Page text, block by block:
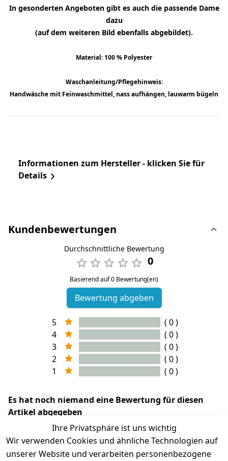
In gesonderten Angeboten gibt es auch die passende Dame
dazu
(auf dem weiteren Bild ebenfalls abgebildet).
Material: 100 % Polyester
Waschanleitung/Pflegehinweis:
Handwäsche mit Feinwaschmittel, nass aufhängen, lauwarm bügeln
Informationen zum Hersteller - klicken Sie für
Details
Kundenbewertungen
Durchschnittliche Bewertung
0
Basierend auf 0 Bewertung(en)
Bewertung abgeben
5
( 0 )
4
( 0 )
3
( 0 )
2
( 0 )
1
( 0 )
Es hat noch niemand eine Bewertung für diesen
Artikel abgegeben
Ihre Privatsphäre ist uns wichtig
Wir verwenden Cookies und ähnliche Technologien auf
unserer Website und verarbeiten personenbezogene